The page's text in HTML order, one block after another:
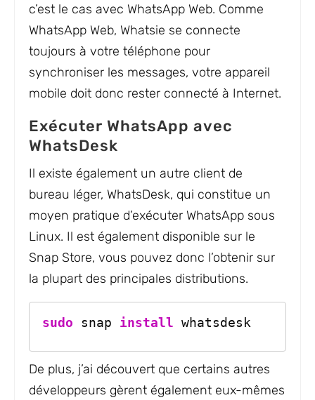
c’est le cas avec WhatsApp Web. Comme
WhatsApp Web, Whatsie se connecte
toujours à votre téléphone pour
synchroniser les messages, votre appareil
mobile doit donc rester connecté à Internet.
Exécuter WhatsApp avec
WhatsDesk
Il existe également un autre client de
bureau léger, WhatsDesk, qui constitue un
moyen pratique d’exécuter WhatsApp sous
Linux. Il est également disponible sur le
Snap Store, vous pouvez donc l’obtenir sur
la plupart des principales distributions.
sudo snap install whatsdesk
De plus, j’ai découvert que certains autres
développeurs gèrent également eux-mêmes